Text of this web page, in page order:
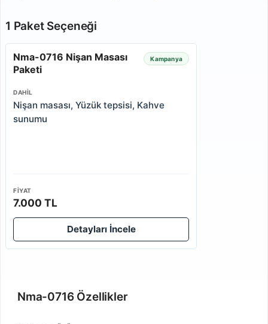
1 Paket Seçeneği
Nma-0716 Nişan Masası
Paketi
Kampanya
DAHIL
Nişan masası, Yüzük tepsisi, Kahve
sunumu
FIYAT
7.000 TL
Detayları İncele
Nma-0716 Özellikler